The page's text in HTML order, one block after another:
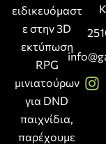
ειδικευόμαστ
ε στην 3D
εκτύπωση
RPG
μινιατούρων
για DND
παιχνίδια,
παρέχουμε